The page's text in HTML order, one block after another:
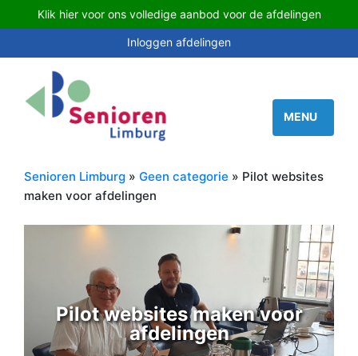
Klik hier voor ons volledige aanbod voor de afdelingen
Inloggen afdelingen
Senioren Limburg » Geen categorie » Pilot websites
maken voor afdelingen
Pilot websites maken voor
afdelingen